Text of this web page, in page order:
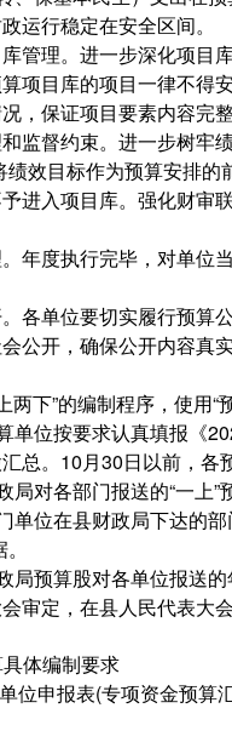
运行稳定在安全区间。
库管理。进一步深化项
项目库的项目一律不得
，保证项目要素内容完
和监督约束。进一步树
绩效目标作为预算安排
进入项目库。强化财审
。年度执行完毕，对单
。各单位要切实履行预
公开，确保公开内容真
两下”的编制程序，使用
算单位按要求认真填报
总。10月30日以前，各
局对各部门报送的“一
门单位在县财政局下达
政局预算股对各单位报
审定，在县人民代表大
体编制要求
报表(专项资金预算汇